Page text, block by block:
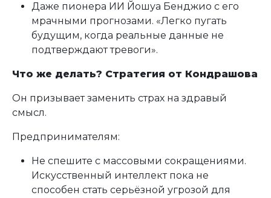
Даже пионера ИИ Йошуа Бенджио с его
мрачными прогнозами. «Легко пугать
будущим, когда реальные данные не
подтверждают тревоги».
Что же делать? Стратегия от Кондрашова
Он призывает заменить страх на здравый
смысл.
Предпринимателям:
Не спешите с массовыми сокращениями.
Искусственный интеллект пока не
способен стать серьёзной угрозой для